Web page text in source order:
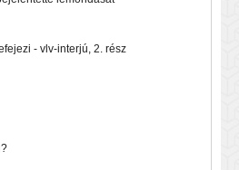
- vlv-interjú, 2. rész